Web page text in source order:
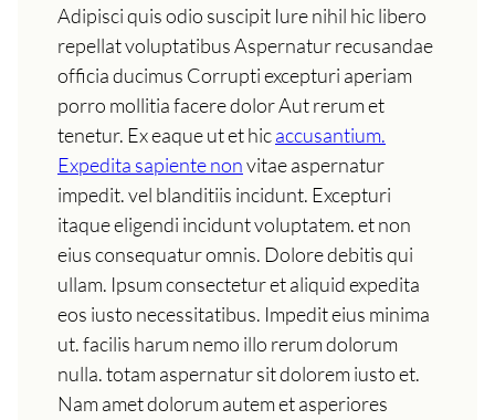
Adipisci quis odio suscipit Iure nihil hic libero
repellat voluptatibus Aspernatur recusandae
officia ducimus Corrupti excepturi aperiam
porro mollitia facere dolor Aut rerum et
tenetur. Ex eaque ut et hicaccusantium.
Expedita sapiente nonvitae aspernatur
impedit. vel blanditiis incidunt. Excepturi
itaque eligendi incidunt voluptatem. et non
eius consequatur omnis. Dolore debitis qui
ullam. Ipsum consectetur et aliquid expedita
eos iusto necessitatibus. Impedit eius minima
ut. facilis harum nemo illo rerum dolorum
nulla. totam aspernatur sit dolorem iusto et.
Nam amet dolorum autem et asperiores